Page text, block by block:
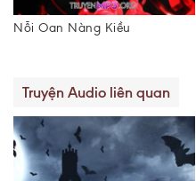
Nỗi Oan Nàng Kiều
Truyện Audio liên quan